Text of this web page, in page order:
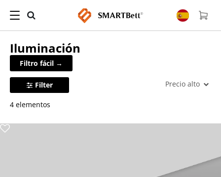
Iluminación
Filtro fácil →
Filter Precio alto
4 elementos